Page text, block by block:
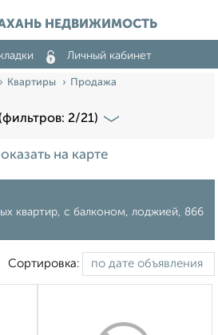
НЕДВИЖИМОСТЬ
Личный кабинет
Квартиры
Продажа
2/21)
на карте
квартир, с балконом, лоджией, 866
Сортировка: